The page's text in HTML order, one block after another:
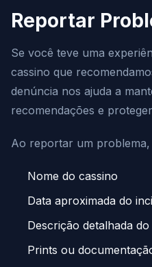
Reportar
Se você teve uma
cassino que
denúncia nos ajuda a
recomendações e
Ao reportar um
Nome do cassino
Data aproximada do
Descrição detalhada
Prints ou